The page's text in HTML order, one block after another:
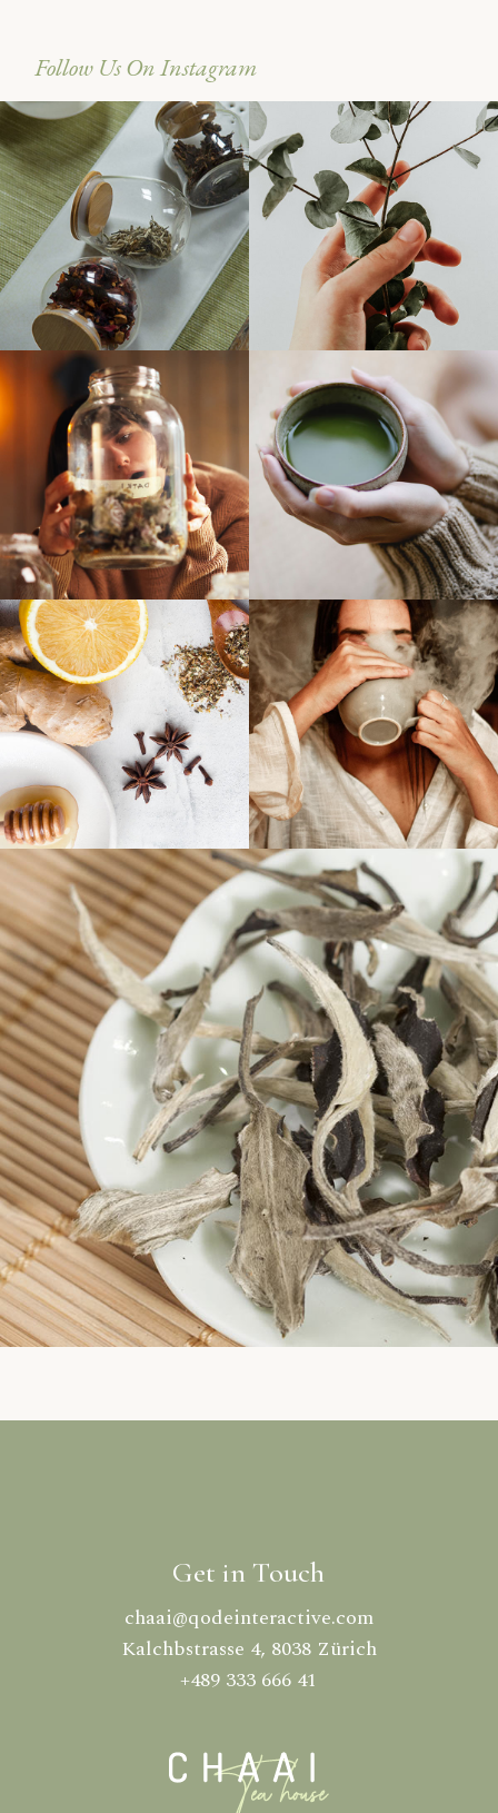
Follow Us On Instagram
Get in Touch
chaai@qodeinteractive.com
Kalchbstrasse 4, 8038 Zürich
+489 333 666 41